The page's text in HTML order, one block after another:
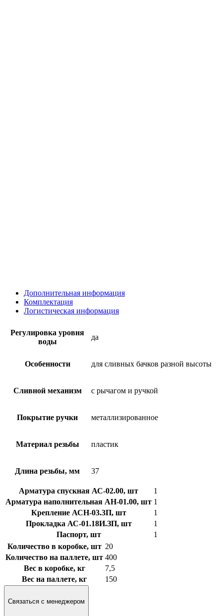
Дополнительная информация
Комплектация
Логистическая информация
Регулировка уровня
воды
да
Особенности для сливных бачков разной высоты
Сливной механизм с рычагом и ручкой
Покрытие ручки металлизированное
Материал резьбы пластик
Длина резьбы, мм 37
Арматура спускная АС-02.00, шт
1
Арматура наполнительная АН-01.00, шт 1
Крепление АСН-03.3П, шт
1
Прокладка АС-01.18И.ЗП, шт
1
Паспорт, шт
1
Количество в коробке, шт 20
Количество на паллете, шт 400
Вес в коробке, кг
7,5
Вес на паллете, кг
150
Связаться с менеджером